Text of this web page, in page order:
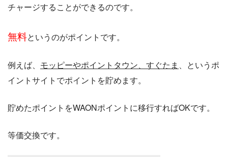
チャージすることができるのです。
無料というのがポイントです。
例えば、 モッピーやポイントタウン、すぐたま 、というポ
イントサイトでポイントを貯めます。
貯めたポイントをWAONポイントに移行すればOKです。
等価交換です。